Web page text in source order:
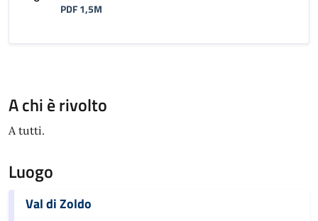
PDF 1,5M
A chi è rivolto
A tutti.
Luogo
Val di Zoldo